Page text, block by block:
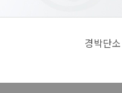
경박단소 키치의 시대,